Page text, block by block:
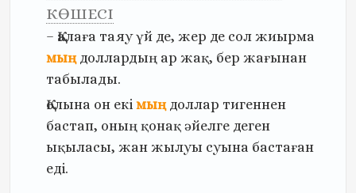
КӨШЕСІ
– Қалаға таяу үй де, жер де сол жиырма
мың доллардың ар жақ, бер жағынан
табылады.
Қолына он екі мың доллар тигеннен
бастап, оның қонақ әйелге деген
ықыласы, жан жылуы суына бастаған
еді.